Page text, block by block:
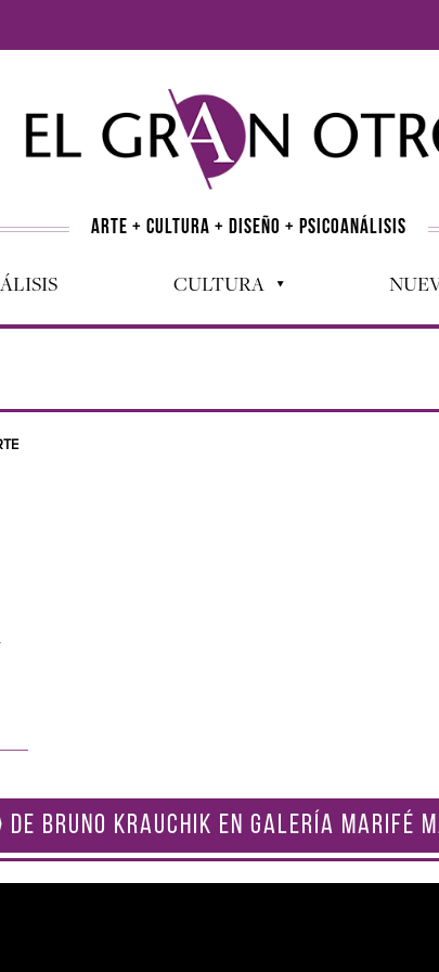
ARTE + CULTURA + DISEÑO + PSICOANÁLISIS
CULTURA
BRUNO KRAUCHIK EN GALERÍA MARIFÉ